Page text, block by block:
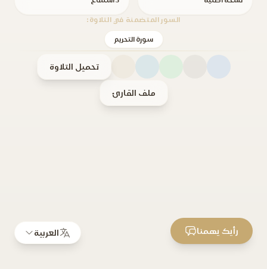
السور المتضمنة في التلاوة:
سورة التحريم
تحميل التلاوة
ملف القارئ
العربية رأيك يهمنا